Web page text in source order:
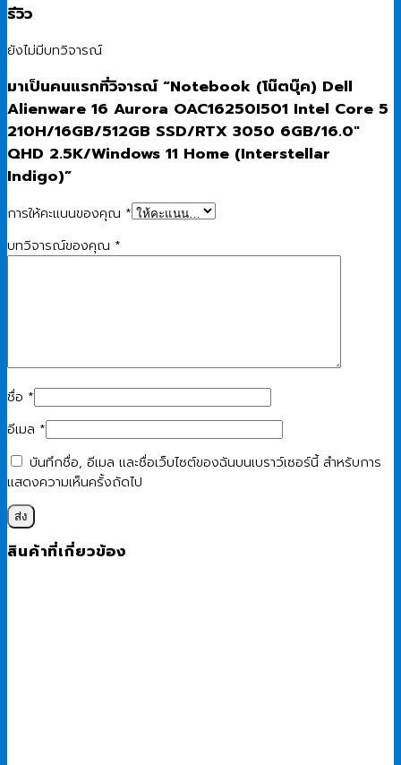
รีวิว
ยังไม่มีบทวิจารณ์
มาเป็นคนแรกที่วิจารณ์ “Notebook (โน๊ตบุ๊ค) Dell
Alienware 16 Aurora OAC16250I501 Intel Core 5
210H/16GB/512GB SSD/RTX 3050 6GB/16.0″
QHD 2.5K/Windows 11 Home (Interstellar
Indigo)”
การให้คะแนนของคุณ *
บทวิจารณ์ของคุณ *
ชื่อ *
อีเมล *
บันทึกชื่อ, อีเมล และชื่อเว็บไซต์ของฉันบนเบราว์เซอร์นี้ สำหรับการ
แสดงความเห็นครั้งถัดไป
สินค้าที่เกี่ยวข้อง